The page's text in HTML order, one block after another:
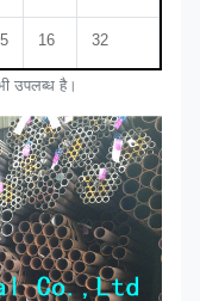
16 32
32
20 32
20 32
उपलब्ध है।